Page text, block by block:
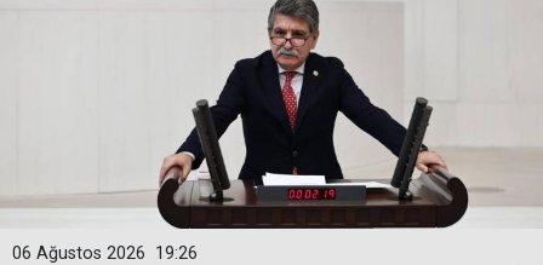
19:26
06 Ağustos 2026